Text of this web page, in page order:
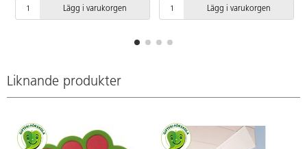
Lägg i varukorgen Lägg i varukorgen
Liknande produkter